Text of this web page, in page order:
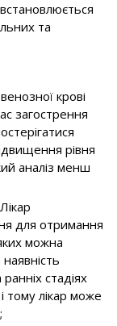
та
крові
загострення
рівня
аналіз менш
для отримання
можна
стадіях
тому лікар може